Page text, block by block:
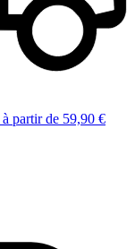
à partir de 59,90 €